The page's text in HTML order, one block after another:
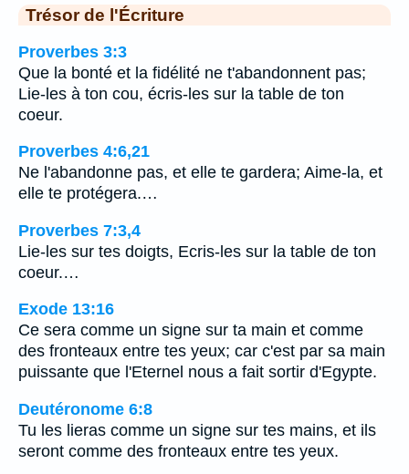
Trésor de l'Écriture
Proverbes 3:3
Que la bonté et la fidélité ne t'abandonnent pas;
Lie-les à ton cou, écris-les sur la table de ton
coeur.
Proverbes 4:6,21
Ne l'abandonne pas, et elle te gardera; Aime-la, et
elle te protégera.…
Proverbes 7:3,4
Lie-les sur tes doigts, Ecris-les sur la table de ton
coeur.…
Exode 13:16
Ce sera comme un signe sur ta main et comme
des fronteaux entre tes yeux; car c'est par sa main
puissante que l'Eternel nous a fait sortir d'Egypte.
Deutéronome 6:8
Tu les lieras comme un signe sur tes mains, et ils
seront comme des fronteaux entre tes yeux.